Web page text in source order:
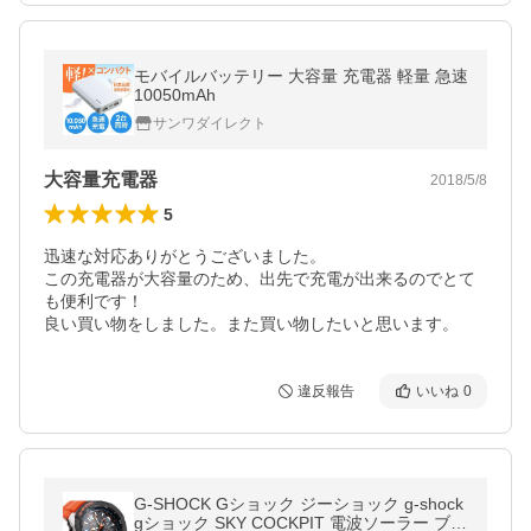
モバイルバッテリー 大容量 充電器 軽量 急速
10050mAh
サンワダイレクト
大容量充電器 2018/5/8
5
迅速な対応ありがとうございました。
この充電器が大容量のため、出先で充電が出来るのでとて
も便利です！
良い買い物をしました。また買い物したいと思います。
違反報告 いいね 0
G-SHOCK Gショック ジーショック g-shock
gショック SKY COCKPIT 電波ソーラー ブラ